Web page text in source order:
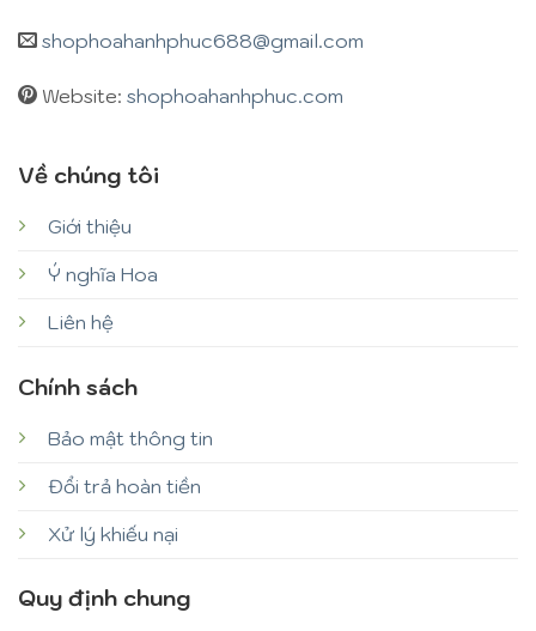
shophoahanhphuc688@gmail.com
Website: shophoahanhphuc.com
Về chúng tôi
Giới thiệu
Ý nghĩa Hoa
Liên hệ
Chính sách
Bảo mật thông tin
Đổi trả hoàn tiền
Xử lý khiếu nại
Quy định chung